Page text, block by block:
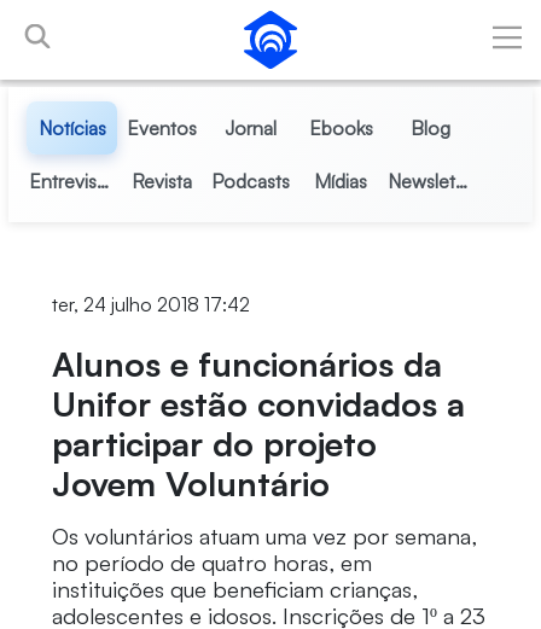
Pular para o Conteúdo principal
Notícias Eventos Jornal Ebooks Blog
Entrevistas Revista Podcasts Mídias Newsletter
ter, 24 julho 2018 17:42
Alunos e funcionários da
Unifor estão convidados a
participar do projeto
Jovem Voluntário
Os voluntários atuam uma vez por semana,
no período de quatro horas, em
instituições que beneficiam crianças,
adolescentes e idosos. Inscrições de 1º a 23